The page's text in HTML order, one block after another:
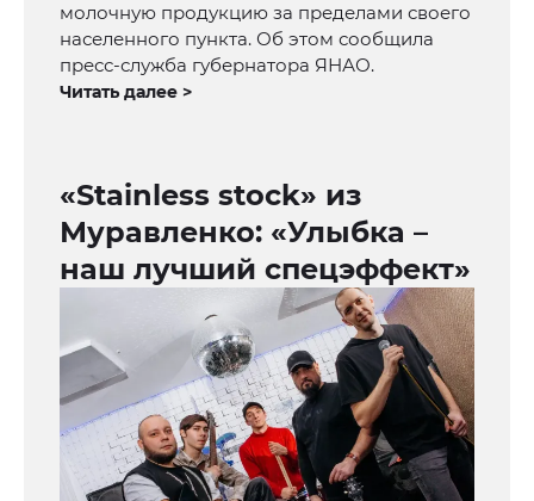
молочную продукцию за пределами своего
населенного пункта. Об этом сообщила
пресс-служба губернатора ЯНАО.
Читать далее >
«Stainless stock» из
Муравленко: «Улыбка –
наш лучший спецэффект»